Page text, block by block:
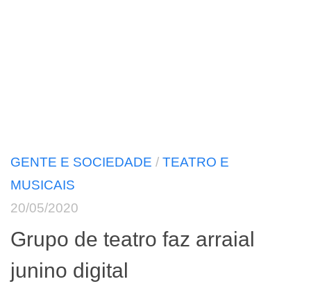
GENTE E SOCIEDADE / TEATRO E
MUSICAIS
20/05/2020
Grupo de teatro faz arraial
junino digital